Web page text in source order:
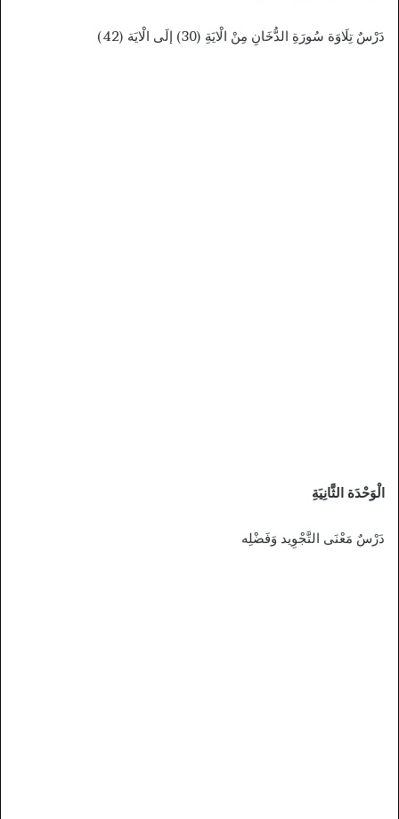
دَرْسٌ تِلَاوَة سُورَةِ الدُّخَانِ مِنْ الْايَةِ (30) إلَى الْايَة (42)
الْوَحْدَة الثَّانِيَةِ
دَرْسٌ مَعْنَى التَّجْوِيد وَفَضْلِه